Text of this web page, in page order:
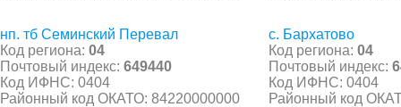
нп. тб Семинский Перевал
Код региона: 04
Почтовый индекс: 649440
Код ИФНС: 0404
Районный код ОКАТО: 84220000000
с. Бархатово
Код региона: 04
Почтовый индекс:
Код ИФНС: 0404
Районный код